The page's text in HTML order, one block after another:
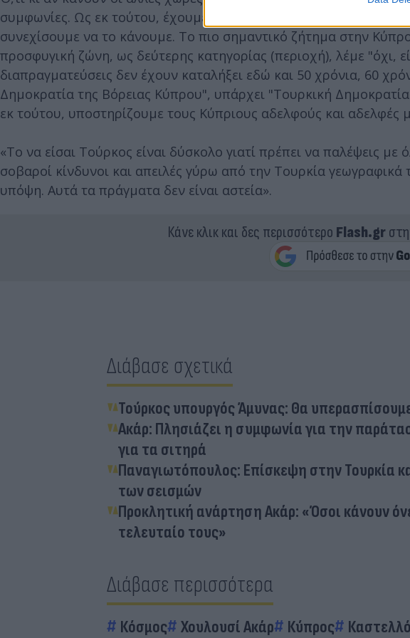
συμφωνίες. Ως εκ τούτου, έχουμε εκπληρώσει τα καθήκοντα και
συνεχίσουμε να το κάνουμε. Το πιο σημαντικό ζήτημα στην
προσφυγική ζώνη, ως δεύτερης κατηγορίας (περιοχή), λέμε "όχι,
διαπραγματεύσεις δεν έχουν καταλήξει εδώ και 50 χρόνια, 60
Δημοκρατία της Βόρειας Κύπρου", υπάρχει "Τουρκική Δημοκρατία
εκ τούτου, υποστηρίζουμε τους Κύπριους αδελφούς και αδελφές
«Το να είσαι Τούρκος είναι δύσκολο γιατί πρέπει να παλέψεις
σοβαροί κίνδυνοι και απειλές γύρω από την Τουρκία
υπόψη. Αυτά τα πράγματα δεν είναι αστεία».
Κάνε κλικ και δες περισσότερο Flash.gr
Διάβασε σχετικά
Τούρκος υπουργός Άμυνας: Θα
Ακάρ: Πλησιάζει η συμφωνία για την
για τα σιτηρά
Παναγιωτόπουλος: Επίσκεψη στην Τουρκία
των σεισμών
Προκλητική ανάρτηση Ακάρ: «Όσοι κάνουν
τελευταίο τους»
Διάβασε περισσότερα
Κόσμος Χουλουσί Ακάρ Κύπρος